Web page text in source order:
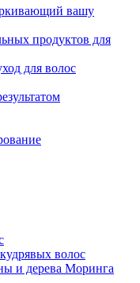
вашу
продуктов для
для волос
волос
и дерева Моринга